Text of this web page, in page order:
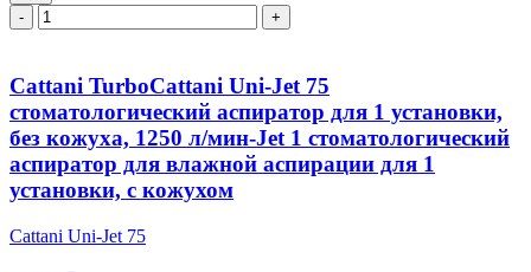
- +
Cattani TurboCattani Uni-Jet 75
стоматологический аспиратор для 1 установки,
без кожуха, 1250 л/мин-Jet 1 стоматологический
аспиратор для влажной аспирации для 1
установки, с кожухом
Cattani Uni-Jet 75